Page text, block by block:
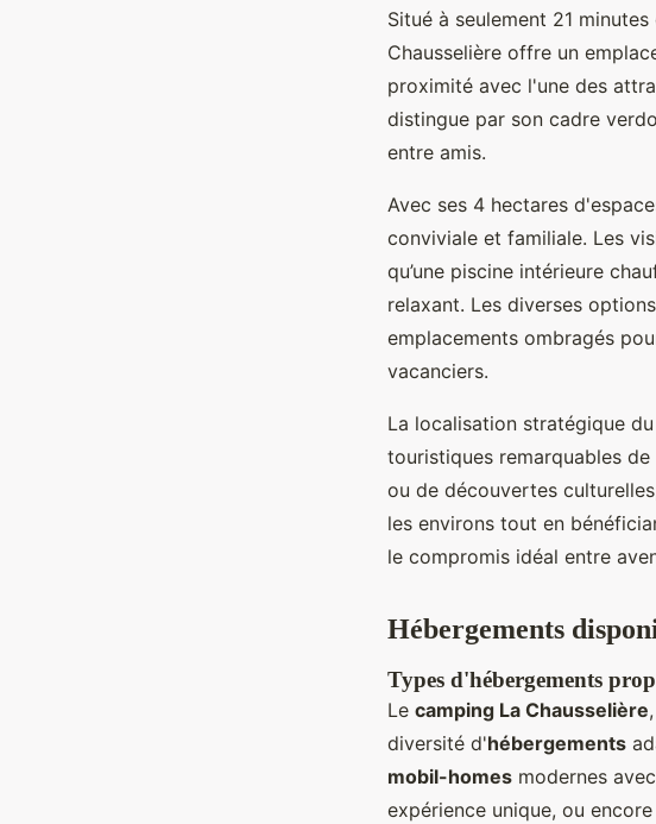
Situé à seulement 21
Chausselière offre un
proximité avec l'une des
distingue par son cadre
entre amis.
Avec ses 4 hectares
conviviale et familiale. Les
qu’une piscine intérieure
relaxant. Les diverses
emplacements ombragés
vacanciers.
La localisation stratégique
touristiques remarquables
ou de découvertes
les environs tout en
le compromis idéal entre
Hébergements
Types d'hébergements
Le camping La Chausselière
diversité d'hébergements
mobil-homes modernes avec
expérience unique, ou